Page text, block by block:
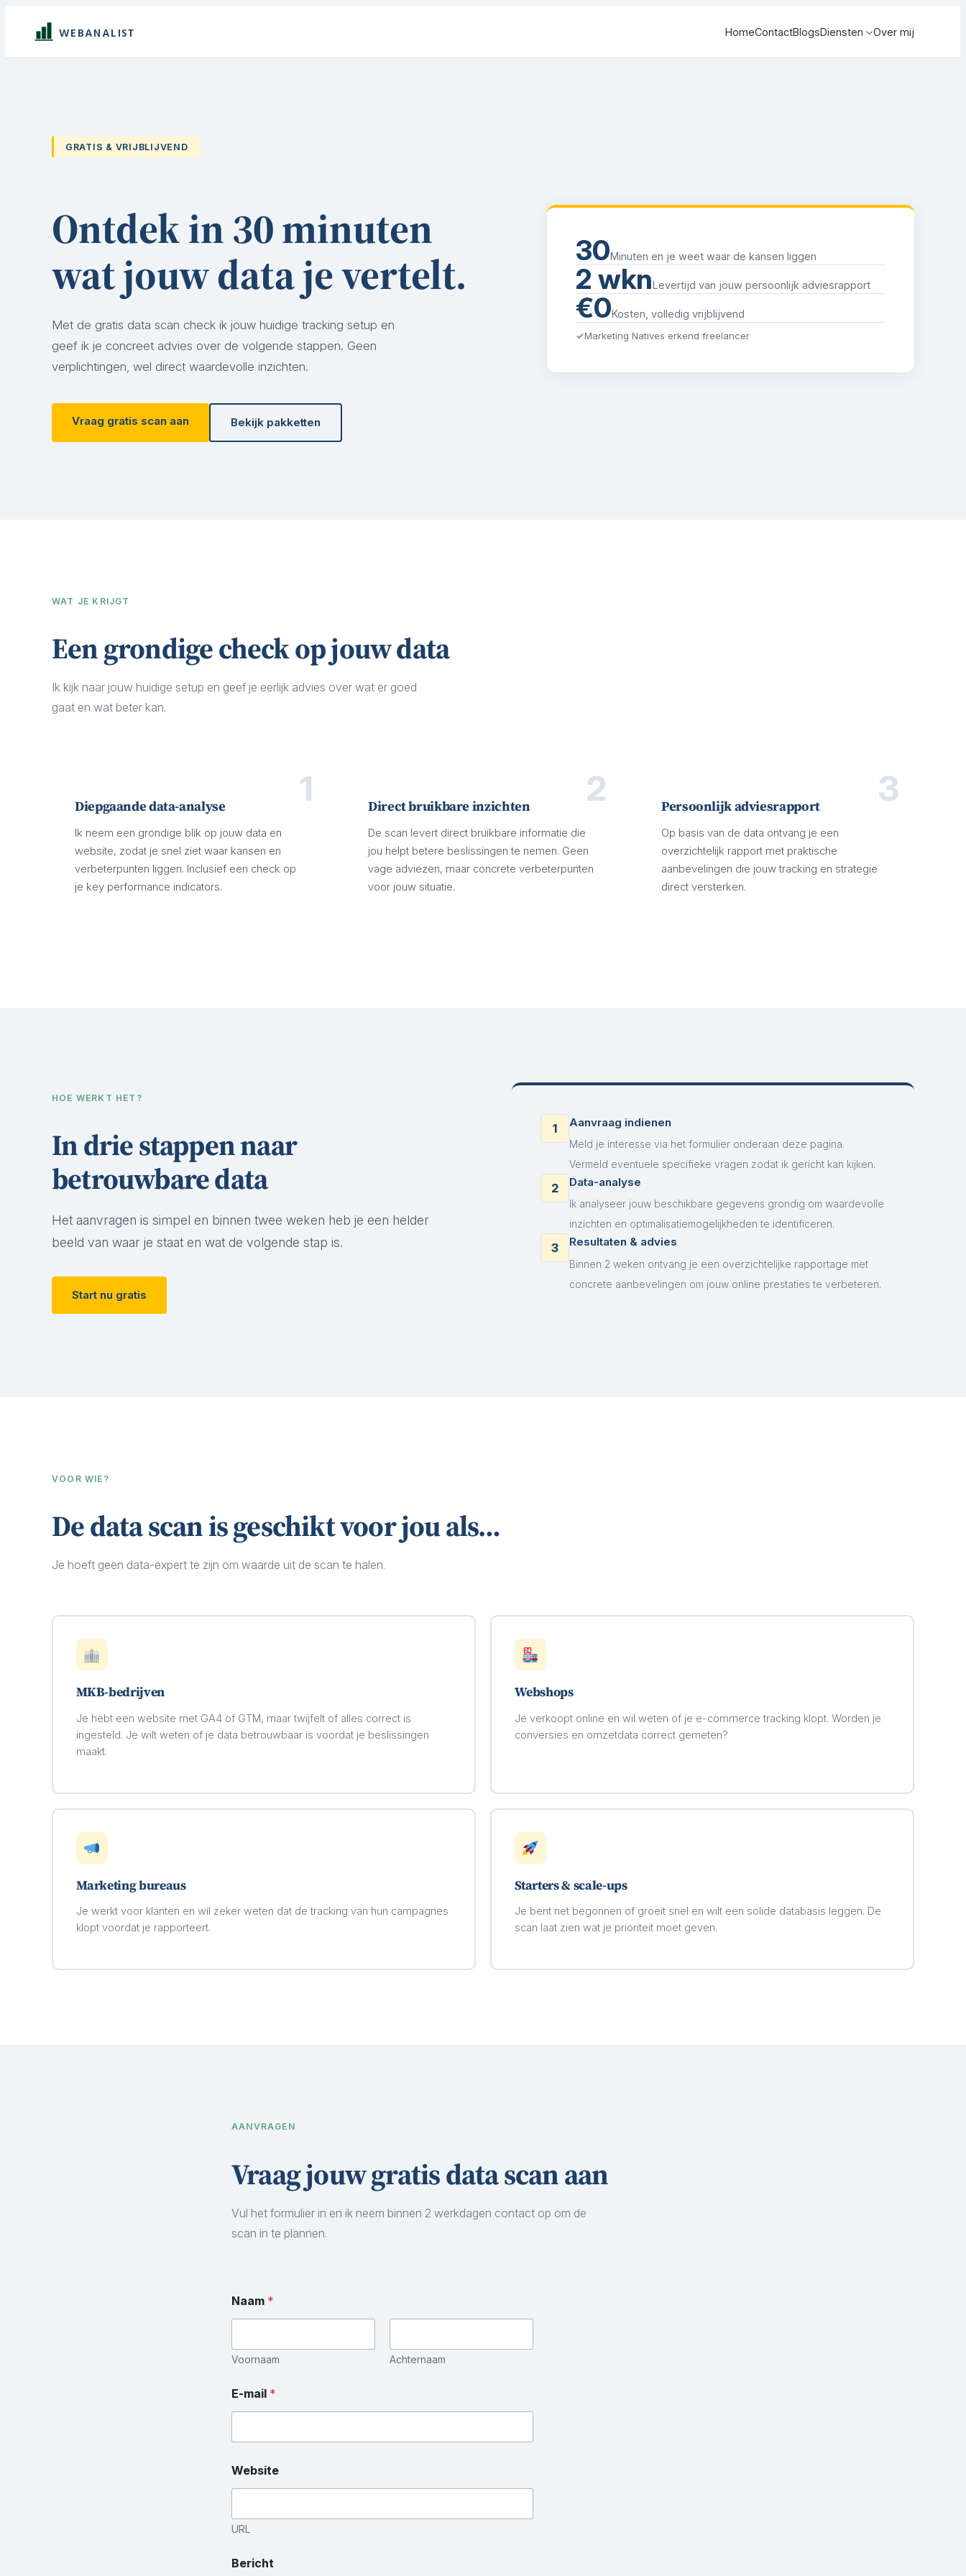
de
WEBANALIST HomeContactBlogsDiensten Over mij
GRATIS & VRIJBLIJVEND
Ontdek in 30 minuten
wat jouw data je vertelt.
Met de gratis data scan check ik jouw huidige tracking setup en
geef ik je concreet advies over de volgende stappen. Geen
verplichtingen, wel direct waardevolle inzichten.
Vraag gratis scan aan Bekijk pakketten
30Minuten en je weet waar de kansen liggen
2 wknLevertijd van jouw persoonlijk adviesrapport
€0Kosten, volledig vrijblijvend
Marketing Natives erkend freelancer
WAT JE KRIJGT
Een grondige check op jouw data
Ik kijk naar jouw huidige setup en geef je eerlijk advies over wat er goed
gaat en wat beter kan.
1
Diepgaande data-analyse
Ik neem een grondige blik op jouw data en
website, zodat je snel ziet waar kansen en
verbeterpunten liggen. Inclusief een check op
je key performance indicators.
2
Direct bruikbare inzichten
De scan levert direct bruikbare informatie die
jou helpt betere beslissingen te nemen. Geen
vage adviezen, maar concrete verbeterpunten
voor jouw situatie.
3
Persoonlijk adviesrapport
Op basis van de data ontvang je een
overzichtelijk rapport met praktische
aanbevelingen die jouw tracking en strategie
direct versterken.
HOE WERKT HET?
In drie stappen naar
betrouwbare data
Het aanvragen is simpel en binnen twee weken heb je een helder
beeld van waar je staat en wat de volgende stap is.
Start nu gratis
1 Aanvraag indienen
Meld je interesse via het formulier onderaan deze pagina.
Vermeld eventuele specifieke vragen zodat ik gericht kan kijken.
2 Data-analyse
Ik analyseer jouw beschikbare gegevens grondig om waardevolle
inzichten en optimalisatiemogelijkheden te identificeren.
3 Resultaten & advies
Binnen 2 weken ontvang je een overzichtelijke rapportage met
concrete aanbevelingen om jouw online prestaties te verbeteren.
VOOR WIE?
De data scan is geschikt voor jou als…
Je hoeft geen data-expert te zijn om waarde uit de scan te halen.
MKB-bedrijven
Je hebt een website met GA4 of GTM, maar twijfelt of alles correct is
ingesteld. Je wilt weten of je data betrouwbaar is voordat je beslissingen
maakt.
Webshops
Je verkoopt online en wil weten of je e-commerce tracking klopt. Worden je
conversies en omzetdata correct gemeten?
Marketing bureaus
Je werkt voor klanten en wil zeker weten dat de tracking van hun campagnes
klopt voordat je rapporteert.
Starters & scale-ups
Je bent net begonnen of groeit snel en wilt een solide databasis leggen. De
scan laat zien wat je prioriteit moet geven.
AANVRAGEN
Vraag jouw gratis data scan aan
Vul het formulier in en ik neem binnen 2 werkdagen contact op om de
scan in te plannen.
Naam *
Voornaam Achternaam
E-mail *
Website
URL
e
Bericht